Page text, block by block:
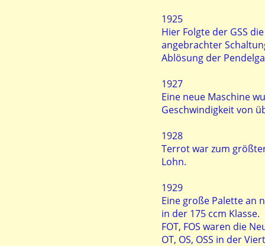
1925
Hier Folgte der GSS
angebrachter
Ablösung der
1927
Eine neue Maschine
Geschwindigkeit von
1928
Terrot war zum
Lohn.
1929
Eine große Palette an
in der 175 ccm Klasse.
FOT, FOS waren die
OT, OS, OSS in der